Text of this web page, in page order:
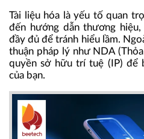
Tài liệu hóa là yếu tố quan
đến hướng dẫn thương
đầy đủ để tránh hiểu lầm.
thuận pháp lý như NDA
quyền sở hữu trí tuệ (IP) để
của bạn.